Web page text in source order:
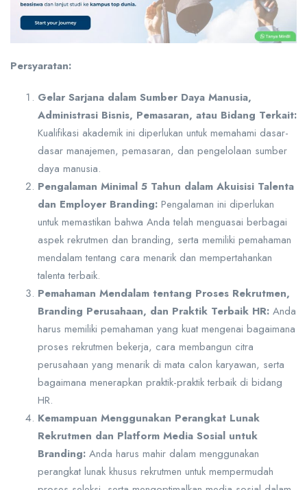
Persyaratan:
Gelar Sarjana dalam Sumber Daya Manusia,
Administrasi Bisnis, Pemasaran, atau Bidang Terkait:
Kualifikasi akademik ini diperlukan untuk memahami dasar-
dasar manajemen, pemasaran, dan pengelolaan sumber
daya manusia.
Pengalaman Minimal 5 Tahun dalam Akuisisi Talenta
dan Employer Branding: Pengalaman ini diperlukan
untuk memastikan bahwa Anda telah menguasai berbagai
aspek rekrutmen dan branding, serta memiliki pemahaman
mendalam tentang cara menarik dan mempertahankan
talenta terbaik.
Pemahaman Mendalam tentang Proses Rekrutmen,
Branding Perusahaan, dan Praktik Terbaik HR: Anda
harus memiliki pemahaman yang kuat mengenai bagaimana
proses rekrutmen bekerja, cara membangun citra
perusahaan yang menarik di mata calon karyawan, serta
bagaimana menerapkan praktik-praktik terbaik di bidang
HR.
Kemampuan Menggunakan Perangkat Lunak
Rekrutmen dan Platform Media Sosial untuk
Branding: Anda harus mahir dalam menggunakan
perangkat lunak khusus rekrutmen untuk mempermudah